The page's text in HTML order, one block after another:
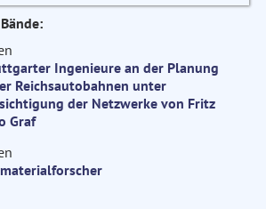
Ingenieure an der Planung
Reichsautobahnen unter
der Netzwerke von Fritz
Graf